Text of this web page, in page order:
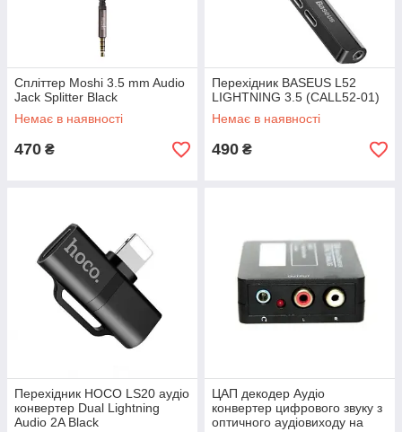
Спліттер Moshi 3.5 mm Audio
Jack Splitter Black
Немає в наявності
470 ₴
Перехідник BASEUS L52
LIGHTNING 3.5 (CALL52-01)
Немає в наявності
490 ₴
Перехідник HOCO LS20 аудіо
конвертер Dual Lightning
Audio 2A Black
ЦАП декодер Аудіо
конвертер цифрового звуку з
оптичного аудіовиходу на